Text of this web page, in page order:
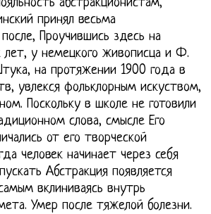
абстракционистам,
принял весьма
Проучившись здесь на
у немецкого живописца и Ф.
на протяжении 1900 года в
увлекся фольклорным искуством,
Поскольку в школе не готовили
слова, смысле Его
от его творческой
человек начинает через себя
Абстракция появляется
вклиниваясь внутрь
Умер после тяжелой болезни.